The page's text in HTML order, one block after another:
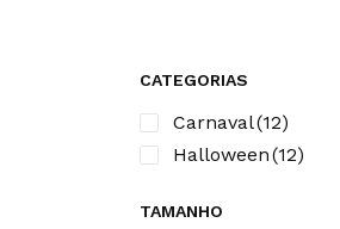
CATEGORIAS
Carnaval(12)
Halloween(12)
TAMANHO